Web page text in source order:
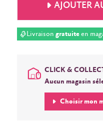
AJOUTER
Livraison gratuiteen
CLICK &
Aucun magasin
Choisir mon